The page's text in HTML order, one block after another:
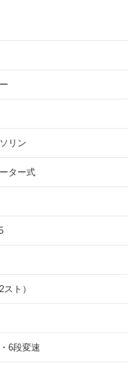
新
リン
ター式
ト）
6段変速